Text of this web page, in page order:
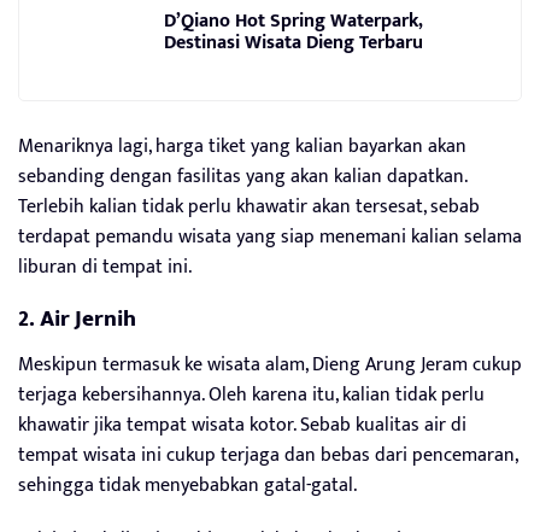
D’Qiano Hot Spring Waterpark,
Destinasi Wisata Dieng Terbaru
Menariknya lagi, harga tiket yang kalian bayarkan akan
sebanding dengan fasilitas yang akan kalian dapatkan.
Terlebih kalian tidak perlu khawatir akan tersesat, sebab
terdapat pemandu wisata yang siap menemani kalian selama
liburan di tempat ini.
2. Air Jernih
Meskipun termasuk ke wisata alam, Dieng Arung Jeram cukup
terjaga kebersihannya. Oleh karena itu, kalian tidak perlu
khawatir jika tempat wisata kotor. Sebab kualitas air di
tempat wisata ini cukup terjaga dan bebas dari pencemaran,
sehingga tidak menyebabkan gatal-gatal.